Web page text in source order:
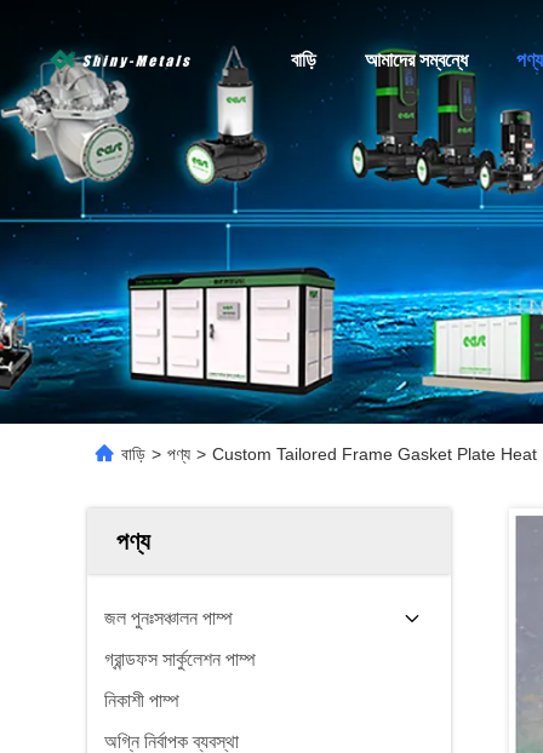
বাড়ি আমাদের সম্বন্ধে পণ্য
বাড়ি > পণ্য > Custom Tailored Frame Gasket Plate
পণ্য
জল পুনঃসঞ্চালন পাম্প
গ্রান্ডফস সার্কুলেশন পাম্প
নিকাশী পাম্প
অগ্নি নির্বাপক ব্যবস্থা